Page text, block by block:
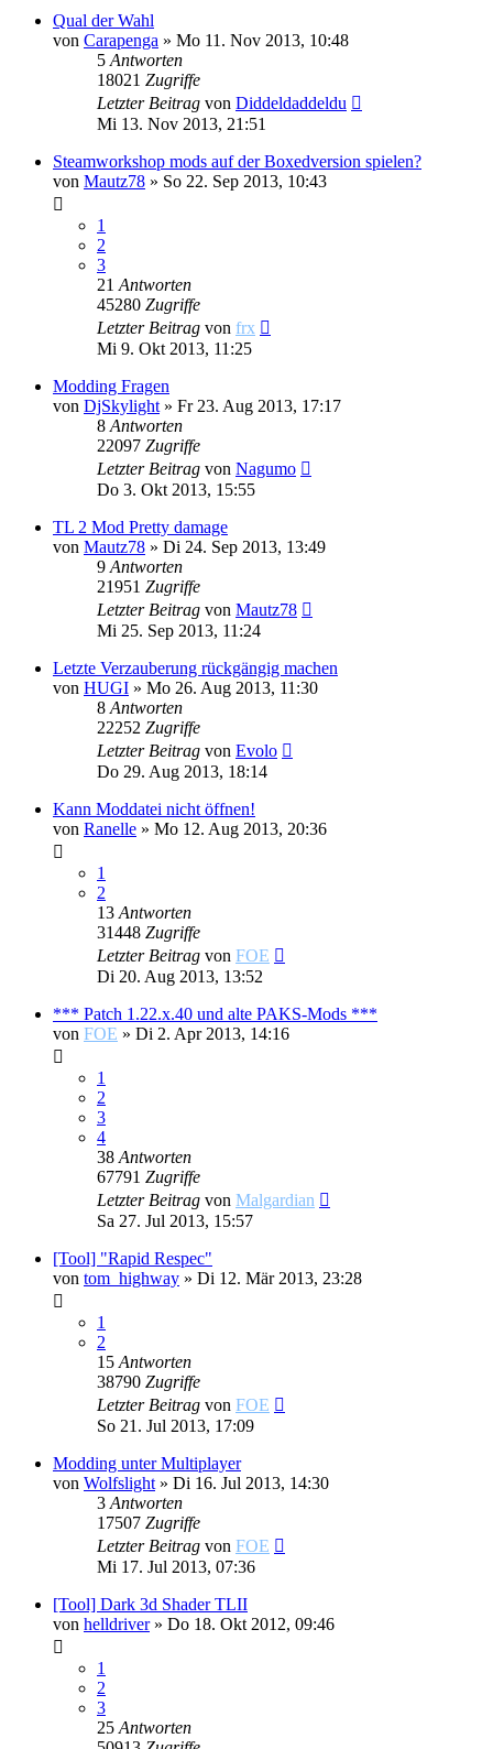
Qual der Wahl
von Carapenga » Mo 11. Nov 2013, 10:48
5 Antworten
18021 Zugriffe
Letzter Beitrag von Diddeldaddeldu
Mi 13. Nov 2013, 21:51
Steamworkshop mods auf der Boxedversion spielen?
von Mautz78 » So 22. Sep 2013, 10:43
1
2
3
21 Antworten
45280 Zugriffe
Letzter Beitrag von frx
Mi 9. Okt 2013, 11:25
Modding Fragen
von DjSkylight » Fr 23. Aug 2013, 17:17
8 Antworten
22097 Zugriffe
Letzter Beitrag von Nagumo
Do 3. Okt 2013, 15:55
TL 2 Mod Pretty damage
von Mautz78 » Di 24. Sep 2013, 13:49
9 Antworten
21951 Zugriffe
Letzter Beitrag von Mautz78
Mi 25. Sep 2013, 11:24
Letzte Verzauberung rückgängig machen
von HUGI » Mo 26. Aug 2013, 11:30
8 Antworten
22252 Zugriffe
Letzter Beitrag von Evolo
Do 29. Aug 2013, 18:14
Kann Moddatei nicht öffnen!
von Ranelle » Mo 12. Aug 2013, 20:36
1
2
13 Antworten
31448 Zugriffe
Letzter Beitrag von FOE
Di 20. Aug 2013, 13:52
*** Patch 1.22.x.40 und alte PAKS-Mods ***
von FOE » Di 2. Apr 2013, 14:16
1
2
3
4
38 Antworten
67791 Zugriffe
Letzter Beitrag von Malgardian
Sa 27. Jul 2013, 15:57
[Tool] "Rapid Respec"
von tom_highway » Di 12. Mär 2013, 23:28
1
2
15 Antworten
38790 Zugriffe
Letzter Beitrag von FOE
So 21. Jul 2013, 17:09
Modding unter Multiplayer
von Wolfslight » Di 16. Jul 2013, 14:30
3 Antworten
17507 Zugriffe
Letzter Beitrag von FOE
Mi 17. Jul 2013, 07:36
[Tool] Dark 3d Shader TLII
von helldriver» Do 18. Okt 2012, 09:46
1
2
3
25 Antworten